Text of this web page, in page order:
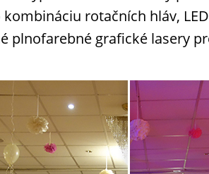
rotačních hláv,
grafické lasery